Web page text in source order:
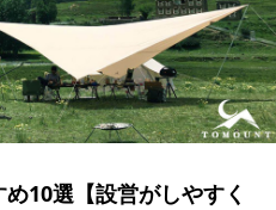
10選【設営がしやすく